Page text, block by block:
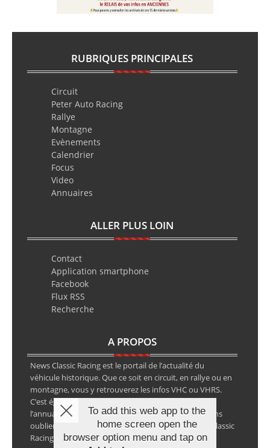
RUBRIQUES PRINCIPALES
Circuit
Peter Auto Racing
Rallye
Montagne
Evènements
Calendrier
Focus
Video
Annuaires
ALLER PLUS LOIN
Contact
Application smartphone
Facebook
Flux RSS
Recherche
A PROPOS
News Classic Racing est le portail de l’actualité du
véhicule historique. Que ce soit en circuit, en rallye ou en
montagne, vous y retrouverez les infos VHC ou VHRS.
C’est également le calendrier des épreuves ainsi que
l’annuaire des spécialistes de la voiture ancienne, sans
oublier les petites annonces avec notre partenaire Classic
Racing Annonces.
To add this web app to the
home screen open the
browser option menu and tap on